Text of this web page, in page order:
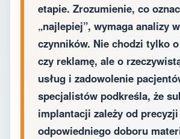
etapie. Zrozumienie, co
„najlepiej”, wymaga analizy
czynników. Nie chodzi tylko
czy reklamę, ale o
usług i zadowolenie
specjalistów podkreśla, że
implantacji zależy od
odpowiedniego doboru